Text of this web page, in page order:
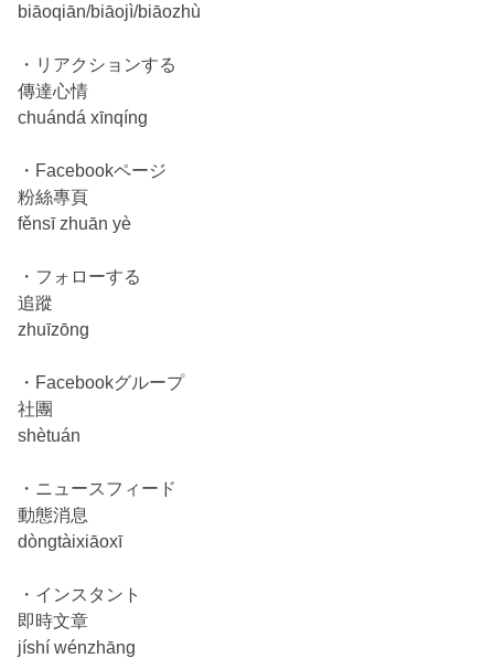
biāoqiān/biāojì/biāozhù
・リアクションする
傳達心情
chuándá xīnqíng
・Facebookページ
粉絲專頁
fěnsī zhuān yè
・フォローする
追蹤
zhuīzōng
・Facebookグループ
社團
shètuán
・ニュースフィード
動態消息
dòngtàixiāoxī
・インスタント
即時文章
jíshí wénzhāng